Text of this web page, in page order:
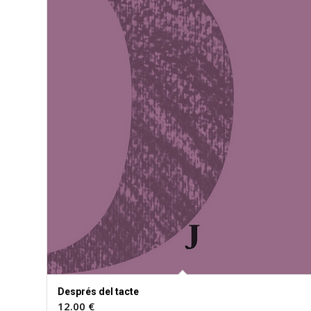
Després del tacte
12.00 €